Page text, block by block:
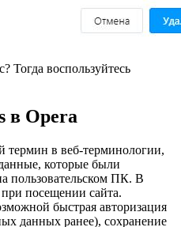
Тогда воспользуйтесь
в Opera
термин в веб-терминологии,
которые были
пользовательском ПК. В
посещении сайта.
быстрая авторизация
данных ранее), сохранение